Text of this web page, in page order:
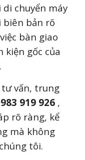
chuyển máy
biên bản rõ
bàn giao
kiện gốc của
tư vấn, trung
919 926 ,
rõ ràng, kể
mà không
tôi.